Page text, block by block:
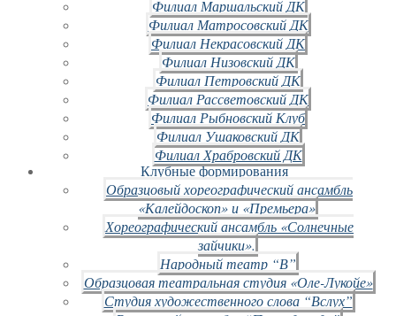
Филиал Маршальский ДК
Филиал Матросовский ДК
Филиал Некрасовский ДК
Филиал Низовский ДК
Филиал Петровский ДК
Филиал Рассветовский ДК
Филиал Рыбновский Клуб
Филиал Ушаковский ДК
Филиал Храбровский ДК
Клубные формирования
Образцовый хореографический ансамбль
«Калейдоскоп» и «Премьера»
Хореографический ансамбль «Солнечные
зайчики».
Народный театр “В”
Образцовая театральная студия «Оле-Лукойе»
Студия художественного слова “Вслух”